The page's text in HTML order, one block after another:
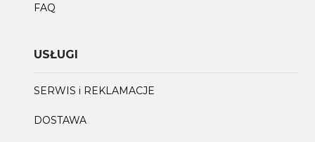
FAQ
USŁUGI
SERWIS i REKLAMACJE
DOSTAWA